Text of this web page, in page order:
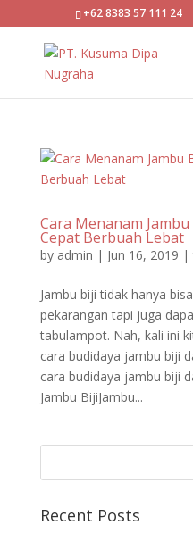
+62 8383 57 111 24
Cara Menanam
Cepat Berbuah Lebat
by admin | Jun 16, 2019 |
Jambu biji tidak hanya
pekarangan tapi juga
tabulampot. Nah, kali ini
cara budidaya jambu biji
cara budidaya jambu biji
Jambu BijiJambu...
Recent Posts